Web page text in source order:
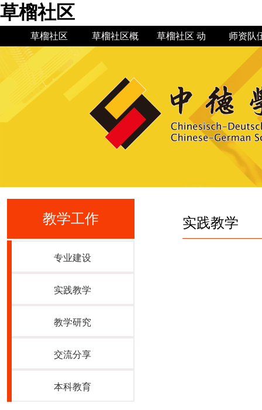
草榴社区
草榴社区 草榴社区概
草榴社区简
介
草榴社
史
草榴社区 动
闻
规章制
师资队
教授博
专业建
教学工作
专业建设
实践教学
教学研究
交流分享
本科教育
实践教学